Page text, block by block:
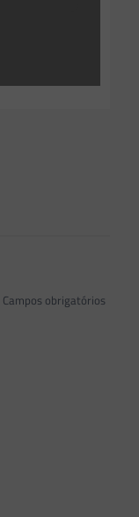
Campos obrigatórios